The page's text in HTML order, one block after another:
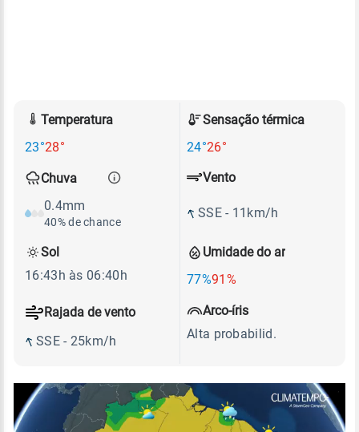
Temperatura
23°28°
Sensação térmica
24°26°
Chuva
0.4mm
40% de chance
Umidade do ar
77%91%
Vento
SSE - 11km/h
Rajada de vento
SSE - 25km/h
Sol
16:43h às 06:40h
Arco-íris
Alta probabilid.